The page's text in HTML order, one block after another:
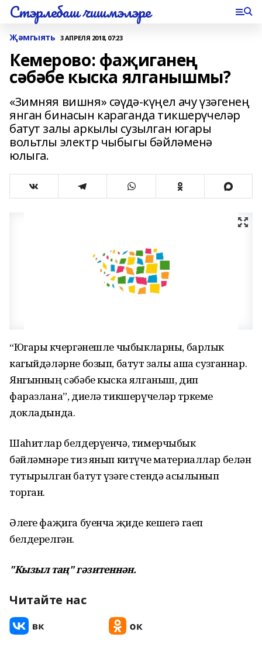
Стэрлебаш чишмэлэре
Җәмгыять 3 АПРЕЛЯ 2018, 07:23
Кемерово: фаҗиганең
сәбәбе кыска ялганышмы?
«Зимняя вишня» сәүдә-күңел ачу үзәгенең
янган бинасын караганда тикшерүчеләр
батут залы аркылы сузылган югары
вольтлы электр чыбыгы бәйләменә
юлыга.
“Югары көчергәнешле чыбыкларны, барлык
кагыйдәләрне бозып, батут залы аша сузганнар.
Янгынның сәбәбе кыска ялганыш, дип
фаразлана”, диелә тикшерүчеләр төркеме
докладында.
Шаһитлар белдерүенчә, тимерчыбык
бәйләмнәре тиз янып китүче материаллар белән
тутырылган батут үзәге өстендә асылынып
торган.
Әлеге фаҗига буенча җиде кешегә гаеп
белдерелгән.
"Кызыл таң" гәзитеннән.
Читайте нас